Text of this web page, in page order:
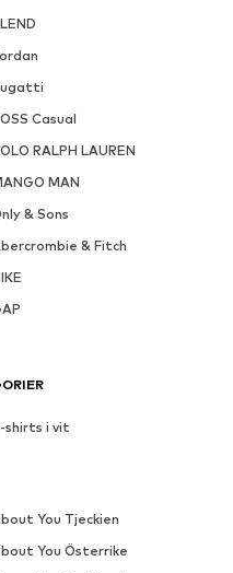
Casual
RALPH LAUREN
MAN
& Sons
& Fitch
shirts i vit
You Tjeckien
You Österrike